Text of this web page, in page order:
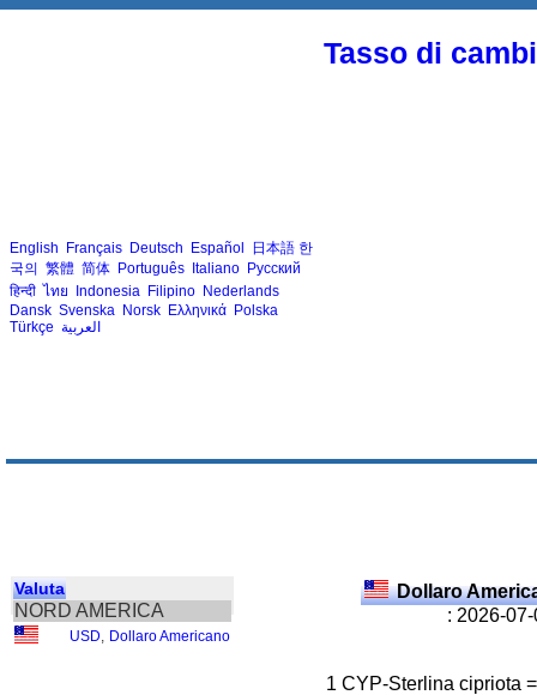
Tasso di
English Français Deutsch Español 日本語 한
국의 繁體 简体 Português Italiano Русский
हिन्दी ไทย Indonesia Filipino Nederlands
Dansk Svenska Norsk Ελληνικά Polska
Türkçe العربية
Valuta
NORD AMERICA
USD Dollaro Americano
Dollaro
: 2026-
1 CYP-Sterlina cipriota =